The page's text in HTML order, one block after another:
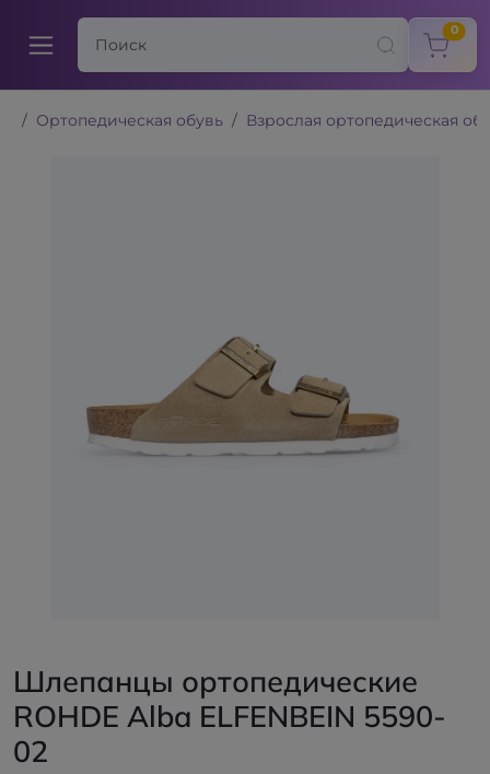
0
Ортопедическая обувь Взрослая ортопедическая
Шлепанцы ортопедические
ROHDE Alba ELFENBEIN 5590-
02